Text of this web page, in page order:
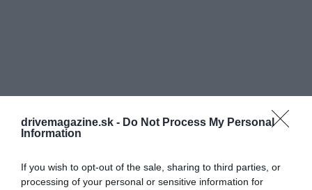
drivemagazine.sk - Do Not Process My Personal
Information
If you wish to opt-out of the sale, sharing to third parties, or
processing of your personal or sensitive information for